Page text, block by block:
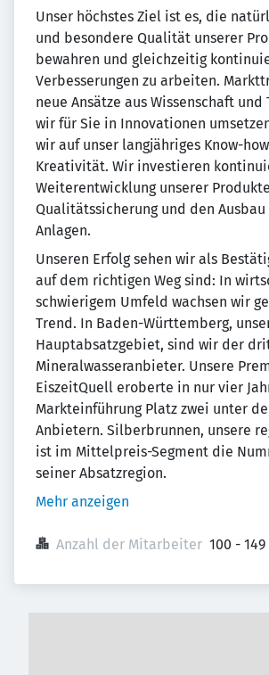
Unser höchstes Ziel ist es, die
und besondere Qualität unserer
bewahren und gleichzeitig
Verbesserungen zu arbeiten.
neue Ansätze aus Wissenschaft und
wir für Sie in Innovationen
wir auf unser langjähriges Know-
Kreativität. Wir investieren
Weiterentwicklung unserer
Qualitätssicherung und den Ausbau
Anlagen.
Unseren Erfolg sehen wir als
auf dem richtigen Weg sind: In
schwierigem Umfeld wachsen wir
Trend. In Baden-Württemberg,
Hauptabsatzgebiet, sind wir der
Mineralwasseranbieter. Unsere
EiszeitQuell eroberte in nur vier
Markteinführung Platz zwei unter
Anbietern. Silberbrunnen, unsere
ist im Mittelpreis-Segment die
seiner Absatzregion.
Mehr anzeigen
Anzahl der Mitarbeiter 100 -